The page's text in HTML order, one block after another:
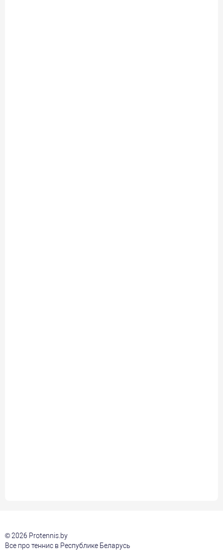
© 2026 Protennis.by
Все про теннис в Республике Беларусь